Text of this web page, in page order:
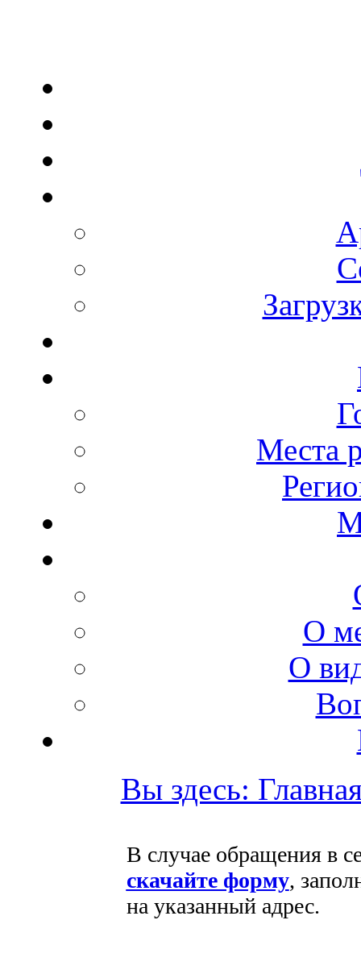
Места
О
О
Вы здесь:
В случае обращения в
скачайте форму,
на указанный адрес.